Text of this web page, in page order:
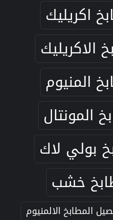
اكريليك
الاكريليك
المنيوم
المونتال
بولي لاك
خشب
المطابخ الالمنيوم